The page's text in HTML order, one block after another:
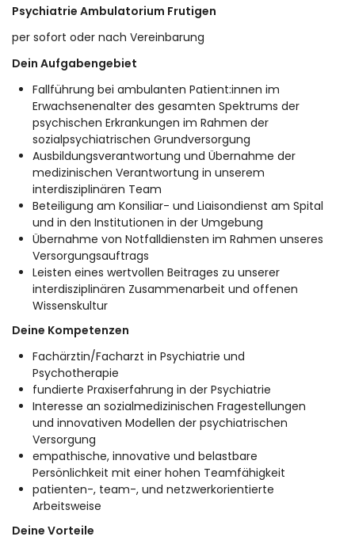
Psychiatrie Ambulatorium Frutigen
per sofort oder nach Vereinbarung
Dein Aufgabengebiet
Fallführung bei ambulanten Patient:innen im
Erwachsenenalter des gesamten Spektrums der
psychischen Erkrankungen im Rahmen der
sozialpsychiatrischen Grundversorgung
Ausbildungsverantwortung und Übernahme der
medizinischen Verantwortung in unserem
interdisziplinären Team
Beteiligung am Konsiliar- und Liaisondienst am Spital
und in den Institutionen in der Umgebung
Übernahme von Notfalldiensten im Rahmen unseres
Versorgungsauftrags
Leisten eines wertvollen Beitrages zu unserer
interdisziplinären Zusammenarbeit und offenen
Wissenskultur
Deine Kompetenzen
Fachärztin/Facharzt in Psychiatrie und
Psychotherapie
fundierte Praxiserfahrung in der Psychiatrie
Interesse an sozialmedizinischen Fragestellungen
und innovativen Modellen der psychiatrischen
Versorgung
empathische, innovative und belastbare
Persönlichkeit mit einer hohen Teamfähigkeit
patienten-, team-, und netzwerkorientierte
Arbeitsweise
Deine Vorteile